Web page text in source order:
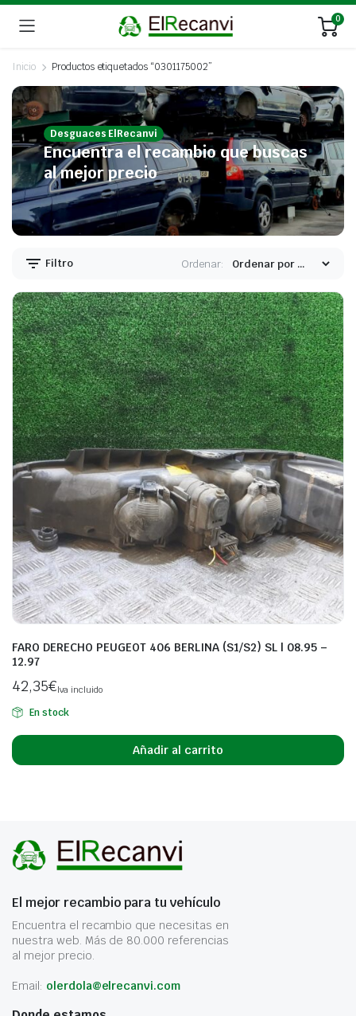
0
Inicio Productos etiquetados “0301175002”
Desguaces ElRecanvi
Encuentra el recambio que buscas
al mejor precio
Filtro Ordenar:
FARO DERECHO PEUGEOT 406 BERLINA (S1/S2) SL | 08.95 –
12.97
42,35€Iva incluido
En stock
Añadir al carrito
El mejor recambio para tu vehículo
Encuentra el recambio que necesitas en
nuestra web. Más de 80.000 referencias
al mejor precio.
Email: olerdola@elrecanvi.com